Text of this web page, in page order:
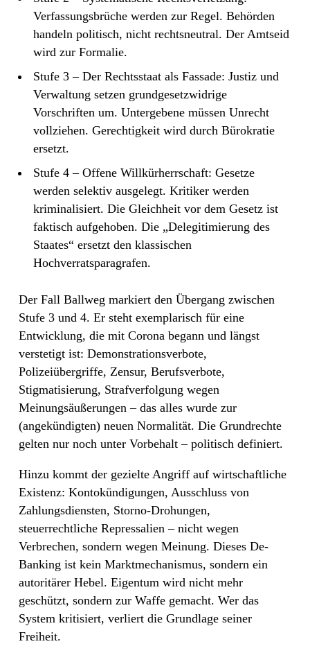
Verfassungsbrüche werden zur Regel. Behörden
handeln politisch, nicht rechtsneutral. Der Amtseid
wird zur Formalie.
Stufe 3 – Der Rechtsstaat als Fassade: Justiz und
Verwaltung setzen grundgesetzwidrige
Vorschriften um. Untergebene müssen Unrecht
vollziehen. Gerechtigkeit wird durch Bürokratie
ersetzt.
Stufe 4 – Offene Willkürherrschaft: Gesetze
werden selektiv ausgelegt. Kritiker werden
kriminalisiert. Die Gleichheit vor dem Gesetz ist
faktisch aufgehoben. Die „Delegitimierung des
Staates“ ersetzt den klassischen
Hochverratsparagrafen.
Der Fall Ballweg markiert den Übergang zwischen
Stufe 3 und 4. Er steht exemplarisch für eine
Entwicklung, die mit Corona begann und längst
verstetigt ist: Demonstrationsverbote,
Polizeiübergriffe, Zensur, Berufsverbote,
Stigmatisierung, Strafverfolgung wegen
Meinungsäußerungen – das alles wurde zur
(angekündigten) neuen Normalität. Die Grundrechte
gelten nur noch unter Vorbehalt – politisch definiert.
Hinzu kommt der gezielte Angriff auf wirtschaftliche
Existenz: Kontokündigungen, Ausschluss von
Zahlungsdiensten, Storno-Drohungen,
steuerrechtliche Repressalien – nicht wegen
Verbrechen, sondern wegen Meinung. Dieses De-
Banking ist kein Marktmechanismus, sondern ein
autoritärer Hebel. Eigentum wird nicht mehr
geschützt, sondern zur Waffe gemacht. Wer das
System kritisiert, verliert die Grundlage seiner
Freiheit.